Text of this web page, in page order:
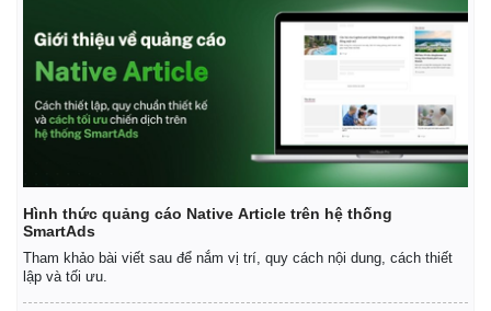
Kinh tế
Bất động sản
Khởi nghiệp
Giá vàng
Tỷ giá
Chứng khoán
Giá cà phê
Hình thức quảng cáo Native Article trên hệ thống
SmartAds
Tham khảo bài viết sau để nắm vị trí, quy cách nội dung, cách thiết
lập và tối ưu.